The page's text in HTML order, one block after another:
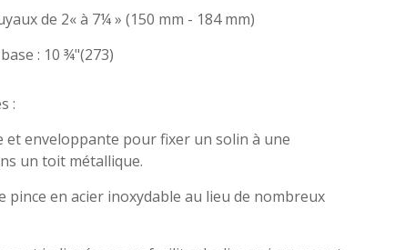
Convient aux tuyaux de 2« à 7¼ » (150 mm - 184 mm)
: 10 ¾"(273)
:
et enveloppante pour fixer un solin à une
un toit métallique.
pince en acier inoxydable au lieu de nombreux